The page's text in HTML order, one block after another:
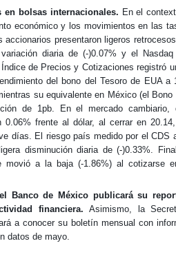
en bolsas internacionales. En el
económico y los movimientos en las
accionarios presentaron ligeros
diaria de (-)0.07% y el
de Precios y Cotizaciones registró
del bono del Tesoro de EUA a
su equivalente en México (el Bono
de 1pb. En el mercado cambiario,
0.06% frente al dólar, al cerrar en
días. El riesgo país medido por el CDS
disminución diaria de (-)0.33%.
movió a la baja (-1.86%) al cotizarse
Banco de México publicará su
financiera.Asimismo, la
a conocer su boletín mensual con
datos de mayo.